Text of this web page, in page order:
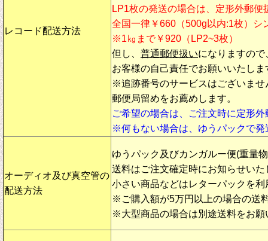
レコード配送方法
LP1枚の発送の場合は、定形外郵便
全国一律￥660（500g以内:1枚）シ
※1㎏まで￥920（LP2~3枚）
但し、 普通郵便扱いになりますの
お客様の自己責任でお願いいたしま
※追跡番号のサービスはございませ
郵便局留めをお薦めします。
ご希望の場合は、ご注文時に定形
※何もない場合は、ゆうパックで発
オーディオ及び真空管の
配送方法
ゆうパック及びカンガルー便(重量
送料はご注文確定時にお知らせいた
小さい商品などはレターパックを利
※ご購入額が5万円以上の場合の送
※大型商品の場合は別途送料をお願